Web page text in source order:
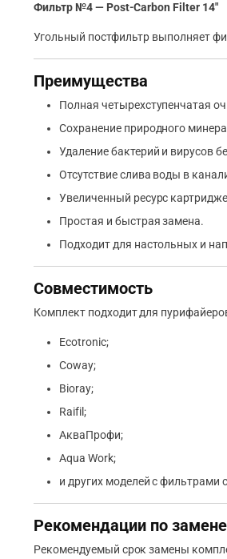
Фильтр №4 — Post-Carbon Filter 14″
Угольный постфильтр выполняет
Преимущества
Полная четырехступенчатая
Сохранение природного
Удаление бактерий и вирусов
Отсутствие слива воды в
Увеличенный ресурс
Простая и быстрая замена.
Подходит для настольных и
Совместимость
Комплект подходит для
Ecotronic;
Coway;
Bioray;
Raifil;
АкваПрофи;
Aqua Work;
и других моделей с фильтрами
Рекомендации по замене
Рекомендуемый срок замены